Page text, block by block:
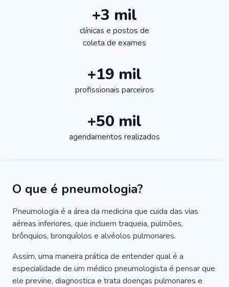
+3 mil
clínicas e postos de
coleta de exames
+19 mil
profissionais parceiros
+50 mil
agendamentos realizados
O que é pneumologia?
Pneumologia é a área da medicina que cuida das vias
aéreas inferiores, que incluem traqueia, pulmões,
brônquios, bronquíolos e alvéolos pulmonares.
Assim, uma maneira prática de entender qual é a
especialidade de um médico pneumologista é pensar que
ele previne, diagnostica e trata doenças pulmonares e